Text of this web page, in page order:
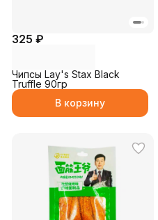
325 ₽
Чипсы Lay's Stax Black
Truffle 90гр
В корзину